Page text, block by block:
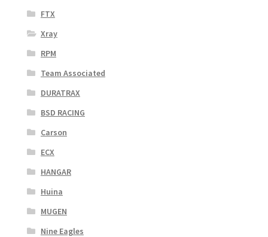
FTX
Xray
RPM
Team Associated
DURATRAX
BSD RACING
Carson
ECX
HANGAR
Huina
MUGEN
Nine Eagles